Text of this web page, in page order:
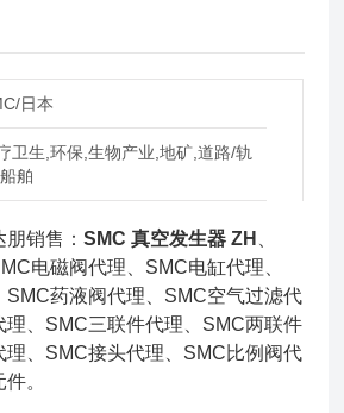
日本
卫生,环保,生物产业,地矿,道路/轨
舶
朋销售：SMC 真空发生器 ZH
电磁阀代理、SMC电缸代理、
SMC药液阀代理、SMC空气过滤代
理、SMC三联件代理、SMC两联件
理、SMC接头代理、SMC比例阀代
。